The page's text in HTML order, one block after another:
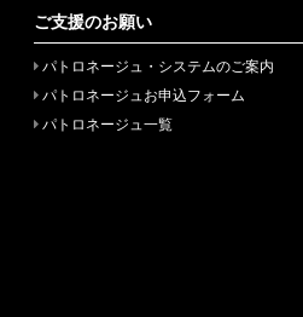
ご支援のお願い
パトロネージュ・システムのご案内
パトロネージュお申込フォーム
パトロネージュ一覧